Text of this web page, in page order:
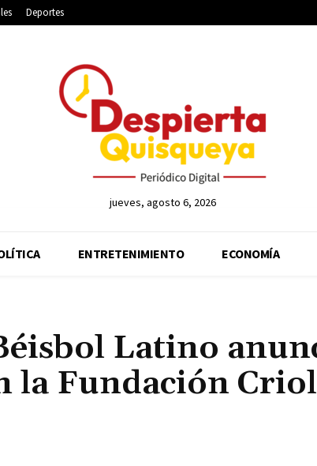
Deportes
jueves, agosto 6, 2026
ENTRETENIMIENTO ECONOMÍA
Latino
la Fundación